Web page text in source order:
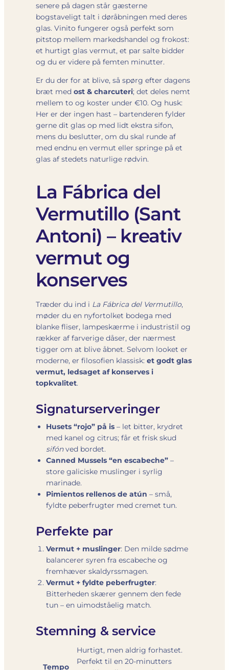
senere på dagen står gæsterne
bogstaveligt talt i døråbningen med deres
glas. Vinito fungerer også perfekt som
pitstop mellem markedshandel og frokost:
et hurtigt glas vermut, et par salte bidder
og du er videre på femten minutter.
Er du der for at blive, så spørg efter dagens
bræt med ost & charcuteri; det deles nemt
mellem to og koster under €10. Og husk:
Her er der ingen hast – bartenderen fylder
gerne dit glas op med lidt ekstra sifon,
mens du beslutter, om du skal runde af
med endnu en vermut eller springe på et
glas af stedets naturlige rødvin.
La Fábrica del
Vermutillo (Sant
Antoni) – kreativ
vermut og
konserves
Træder du ind i La Fábrica del Vermutillo,
møder du en nyfortolket bodega med
blanke fliser, lampe­skærme i industri­stil og
rækker af farverige dåser, der nærmest
tigger om at blive åbnet. Selvom looket er
moderne, er filosofien klassisk: et godt glas
vermut, ledsaget af konserves i
topkvalitet.
Signaturserveringer
Husets “rojo” på is – let bitter, krydret
med kanel og citrus; får et frisk skud
sifónved bordet.
Canned Mussels “en escabeche” –
store galiciske muslinger i syrlig
marinade.
Pimientos rellenos de atún – små,
fyldte peberfrugter med cremet tun.
Perfekte par
Vermut + muslinger: Den milde sødme
balancerer syren fra escabeche og
fremhæver skaldyrs­smagen.
Vermut + fyldte peberfrugter:
Bitterheden skærer gennem den fede
tun – en uimodståelig match.
Stemning & service
Tempo
Hurtigt, men aldrig forhastet.
Perfekt til en 20-minutters